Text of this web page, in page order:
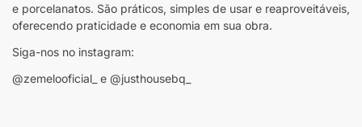
e porcelanatos. São práticos, simples de usar e reaproveitáveis,
oferecendo praticidade e economia em sua obra.
Siga-nos no instagram:
@zemelooficial_ e @justhousebq_